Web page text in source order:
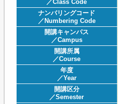
／Class Code
ナンバリングコード
／Numbering Code
開講キャンパス
／Campus
開講所属
／Course
年度
／Year
開講区分
／Semester